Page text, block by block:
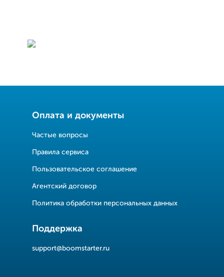
Оплата и документы
Частые вопросы
Правила сервиса
Пользовательское соглашение
Агентский договор
Политика обработки персональных данных
Поддержка
support@boomstarter.ru